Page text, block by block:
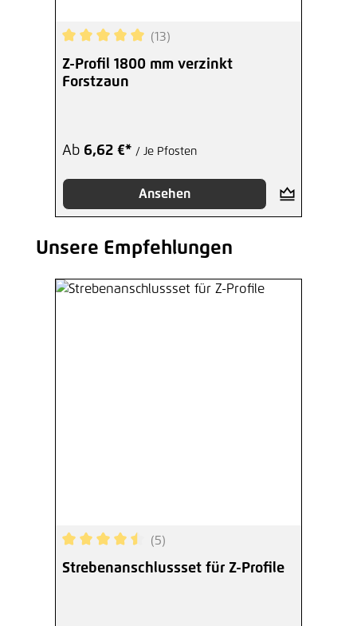
Durchschnittliche Bewertung von 5 von 5
(13)
Z-Profil 1800 mm verzinkt
Forstzaun
Ab 6,62 €* / Je Pfosten
Ansehen
Produktgalerie überspringen
Unsere Empfehlungen
Durchschnittliche Bewertung von 4.6 von 5
(5)
Strebenanschlussset für Z-Profile